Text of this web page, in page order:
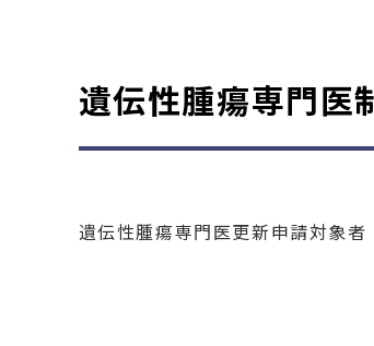
遺伝性腫瘍専門医
遺伝性腫瘍専門医更新申請対象